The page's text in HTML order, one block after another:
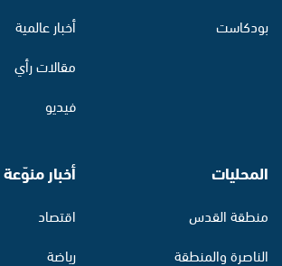
بودكاست
أخبار عالمية
مقالات رأي
فيديو
المحليات
منطقة القدس
الناصرة والمنطقة
أخبار منوّعة
اقتصاد
رياضة